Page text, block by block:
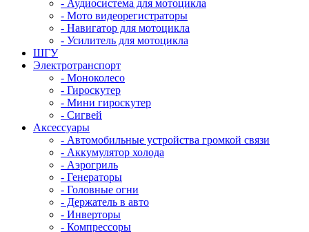
- Аудиосистема для мотоцикла
- Мото видеорегистраторы
- Навигатор для мотоцикла
- Усилитель для мотоцикла
ШГУ
Электротранспорт
- Mоноколесо
- Гироскутер
- Мини гироскутер
- Сигвей
Аксессуары
- Автомобильные устройства громкой связи
- Аккумулятор холода
- Аэрогриль
- Генераторы
- Головные огни
- Держатель в авто
- Инверторы
- Компрессоры